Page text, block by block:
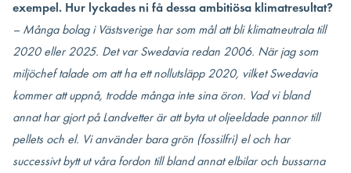
exempel. Hur lyckades ni få dessa ambitiösa klimatresultat?
– Många bolag i Västsverige har som mål att bli klimatneutrala till
2020 eller 2025. Det var Swedavia redan 2006. När jag som
miljöchef talade om att ha ett nollutsläpp 2020, vilket Swedavia
kommer att uppnå, trodde många inte sina öron. Vad vi bland
annat har gjort på Landvetter är att byta ut oljeeldade pannor till
pellets och el. Vi använder bara grön (fossilfri) el och har
successivt bytt ut våra fordon till bland annat elbilar och bussarna